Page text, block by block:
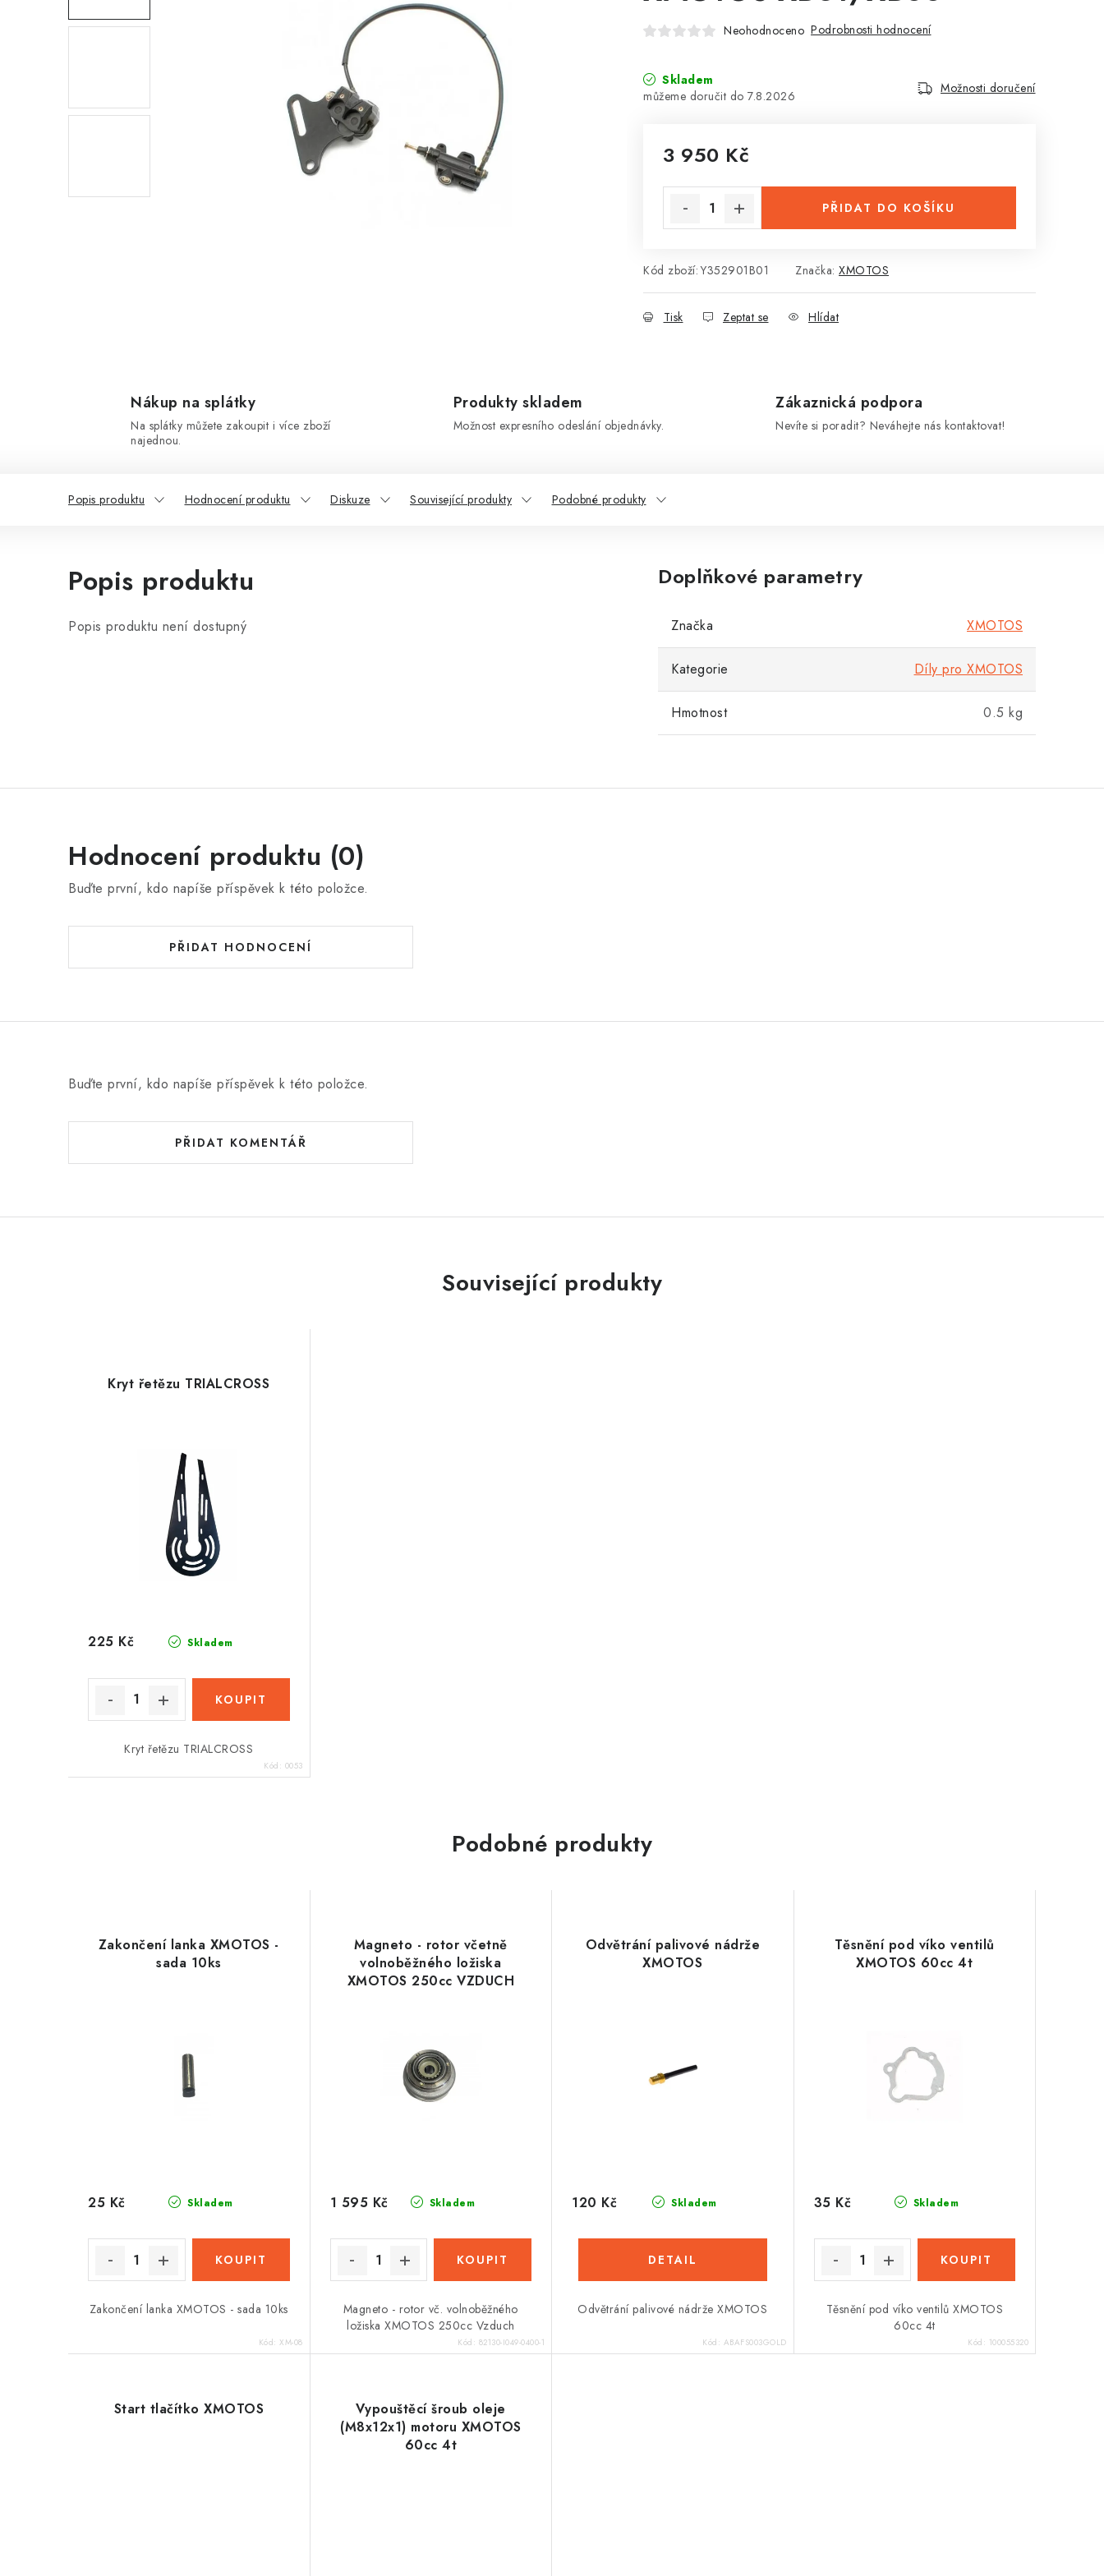
Neohodnoceno Podrobnosti hodnocení
Skladem
7.8.2026
Možnosti doručení
3 950 Kč
PŘIDAT DO KOŠÍKU
Kód zboží: Y352901B01 Značka: XMOTOS
Tisk Zeptat se Hlídat
Nákup na splátky
Na splátky můžete zakoupit i více zboží
najednou.
Produkty skladem
Možnost expresního odeslání objednávky.
Zákaznická podpora
Nevíte si poradit? Neváhejte nás kontaktovat!
Popis produktu Hodnocení produktu Diskuze Související produkty Podobné produkty
Popis produktu
Popis produktu není dostupný
Doplňkové parametry
Značka XMOTOS
Kategorie Díly pro XMOTOS
Hmotnost 0.5 kg
Hodnocení produktu (0)
Buďte první, kdo napíše příspěvek k této položce.
PŘIDAT HODNOCENÍ
Buďte první, kdo napíše příspěvek k této položce.
PŘIDAT KOMENTÁŘ
Související produkty
Kryt řetězu TRIALCROSS
Skladem
225 Kč
Kryt řetězu TRIALCROSS
Kód: 0053
Podobné produkty
Zakončení lanka XMOTOS -
sada 10ks
Skladem
25 Kč
Zakončení lanka XMOTOS - sada 10ks
Kód: XM-08
Magneto - rotor včetně
volnoběžného ložiska
XMOTOS 250cc VZDUCH
Skladem
1 595 Kč
Magneto - rotor vč. volnoběžného
ložiska XMOTOS 250cc Vzduch
Kód: 82130-I049-0400-1
Odvětrání palivové nádrže
XMOTOS
Skladem
120 Kč
Odvětrání palivové nádrže XMOTOS
Kód: ABAFS003GOLD
Těsnění pod víko ventilů
XMOTOS 60cc 4t
Skladem
35 Kč
Těsnění pod víko ventilů XMOTOS
60cc 4t
Kód: 100055320
Start tlačítko XMOTOS
Vypouštěcí šroub oleje
(M8x12x1) motoru XMOTOS
60cc 4t